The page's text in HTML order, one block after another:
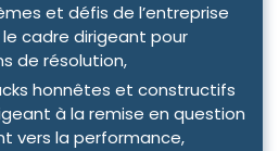
et défis de l’entreprise
cadre dirigeant pour
de résolution,
honnêtes et constructifs
à la remise en question
vers la performance,